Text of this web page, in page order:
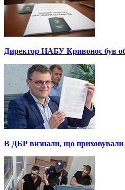
Директор НАБУ Кривонос був
В ДБР визнали, що приховували